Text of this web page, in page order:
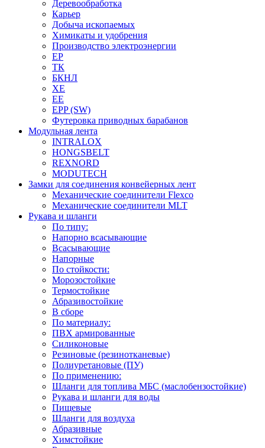
Деревообработка
Карьер
Добыча ископаемых
Химикаты и удобрения
Производство электроэнергии
EP
ТК
БКНЛ
XE
EE
EPP (SW)
Футеровка приводных барабанов
Модульная лента
INTRALOX
HONGSBELT
REXNORD
MODUTECH
Замки для соединения конвейерных лент
Механические соединители Flexco
Механические соединители MLT
Рукава и шланги
По типу:
Напорно всасывающие
Всасывающие
Напорные
По стойкости:
Морозостойкие
Термостойкие
Абразивостойкие
В сборе
По материалу:
ПВХ армированные
Силиконовые
Резиновые (резинотканевые)
Полиуретановые (ПУ)
По применению:
Шланги для топлива МБС (маслобензостойкие)
Рукава и шланги для воды
Пищевые
Шланги для воздуха
Абразивные
Химстойкие